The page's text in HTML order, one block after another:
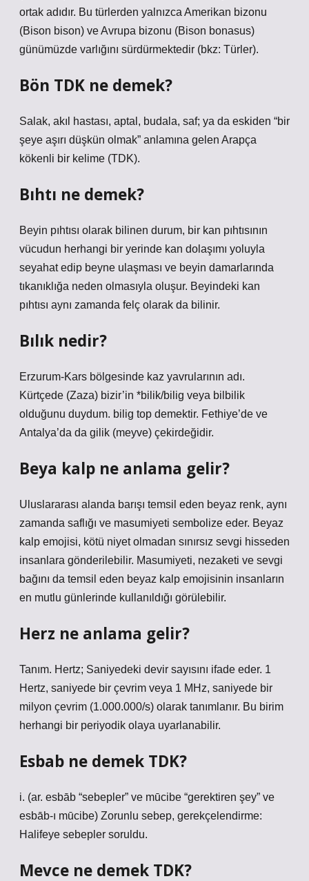
ortak adıdır. Bu türlerden yalnızca Amerikan bizonu
(Bison bison) ve Avrupa bizonu (Bison bonasus)
günümüzde varlığını sürdürmektedir (bkz: Türler).
Bön TDK ne demek?
Salak, akıl hastası, aptal, budala, saf; ya da eskiden “bir
şeye aşırı düşkün olmak” anlamına gelen Arapça
kökenli bir kelime (TDK).
Bıhtı ne demek?
Beyin pıhtısı olarak bilinen durum, bir kan pıhtısının
vücudun herhangi bir yerinde kan dolaşımı yoluyla
seyahat edip beyne ulaşması ve beyin damarlarında
tıkanıklığa neden olmasıyla oluşur. Beyindeki kan
pıhtısı aynı zamanda felç olarak da bilinir.
Bılık nedir?
Erzurum-Kars bölgesinde kaz yavrularının adı.
Kürtçede (Zaza) bizir’in *bilik/bilig veya bilbilik
olduğunu duydum. bilig top demektir. Fethiye’de ve
Antalya’da da gilik (meyve) çekirdeğidir.
Beya kalp ne anlama gelir?
Uluslararası alanda barışı temsil eden beyaz renk, aynı
zamanda saflığı ve masumiyeti sembolize eder. Beyaz
kalp emojisi, kötü niyet olmadan sınırsız sevgi hisseden
insanlara gönderilebilir. Masumiyeti, nezaketi ve sevgi
bağını da temsil eden beyaz kalp emojisinin insanların
en mutlu günlerinde kullanıldığı görülebilir.
Herz ne anlama gelir?
Tanım. Hertz; Saniyedeki devir sayısını ifade eder. 1
Hertz, saniyede bir çevrim veya 1 MHz, saniyede bir
milyon çevrim (1.000.000/s) olarak tanımlanır. Bu birim
herhangi bir periyodik olaya uyarlanabilir.
Esbab ne demek TDK?
i. (ar. esbāb “sebepler” ve mūcibe “gerektiren şey” ve
esbāb-ı mūcibe) Zorunlu sebep, gerekçelendirme:
Halifeye sebepler soruldu.
Mevce ne demek TDK?